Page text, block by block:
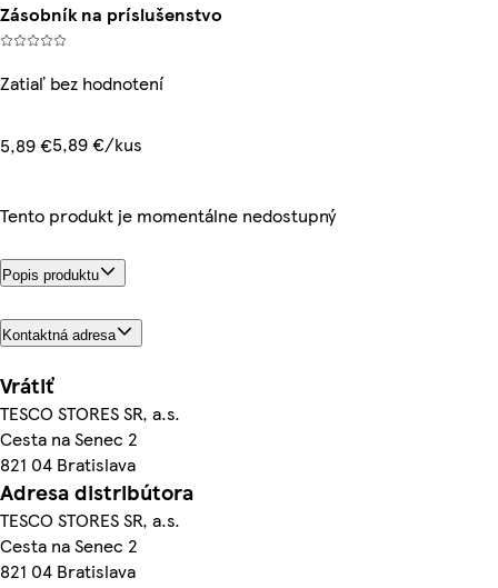
Zásobník na príslušenstvo
Zatiaľ bez hodnotení
5,89 €5,89 €/kus
Tento produkt je momentálne nedostupný
Popis produktu
Kontaktná adresa
Vrátiť
TESCO STORES SR, a.s.
Cesta na Senec 2
821 04 Bratislava
Adresa distribútora
TESCO STORES SR, a.s.
Cesta na Senec 2
821 04 Bratislava